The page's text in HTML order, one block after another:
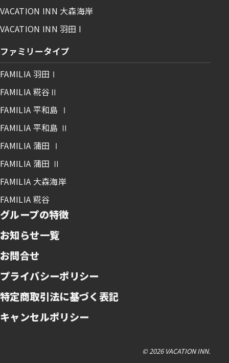
VACATION INN 大森海岸
VACATION INN 羽田 I
ファミリータイプ
FAMILIA 羽田Ⅰ
FAMILIA 糀谷Ⅱ
FAMILIA 平和島 Ⅰ
FAMILIA 平和島 Ⅱ
FAMILIA 蒲田 Ⅰ
FAMILIA 蒲田 Ⅱ
FAMILIA 大森海岸
FAMILIA 糀谷
グループの特徴
お知らせ一覧
お問合せ
プライバシーポリシー
特定商取引法に基づく表記
キャンセルポリシー
© 2026 VACATION INN.